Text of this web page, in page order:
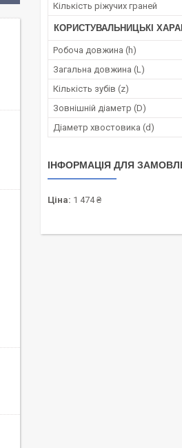
Кількість ріжучих граней
КОРИСТУВАЛЬНИЦЬКІ
Робоча довжина (h)
Загальна довжина (L)
Кількість зубів (z)
Зовнішній діаметр (D)
Діаметр хвостовика (d)
ІНФОРМАЦІЯ ДЛЯ
Ціна: 1 474 ₴